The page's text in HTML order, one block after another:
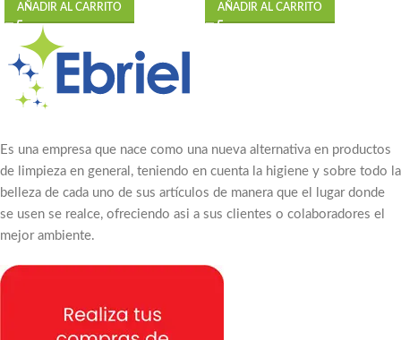
AÑADIR AL CARRITO AÑADIR AL CARRITO
Es una empresa que nace como una nueva alternativa en productos
de limpieza en general, teniendo en cuenta la higiene y sobre todo la
belleza de cada uno de sus artículos de manera que el lugar donde
se usen se realce, ofreciendo asi a sus clientes o colaboradores el
mejor ambiente.